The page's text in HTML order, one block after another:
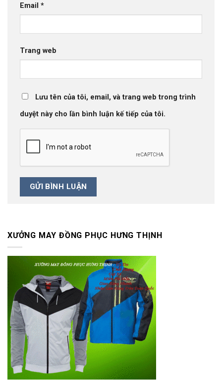
Email *
Trang web
Lưu tên của tôi, email, và trang web trong trình
duyệt này cho lần bình luận kế tiếp của tôi.
XƯỞNG MAY ĐỒNG PHỤC HƯNG THỊNH